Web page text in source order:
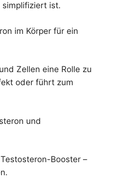
simplifiziert ist.
im Körper für ein
Zellen eine Rolle zu
oder führt zum
und
Booster –